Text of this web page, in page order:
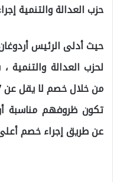
حزب العدالة والتنمية
حيث أدلى الرئيس
لحزب العدالة والتنمية
تكون ظروفهم مناسبة
عن طريق إجراء خصم